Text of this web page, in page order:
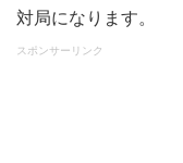
対局になります。
スポンサーリンク